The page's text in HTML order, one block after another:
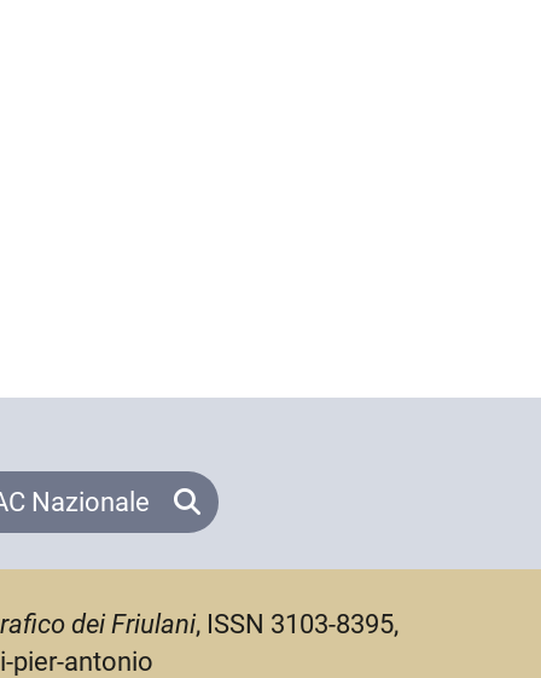
Nazionale
dei Friulani, ISSN 3103-8395,
pier-antonio